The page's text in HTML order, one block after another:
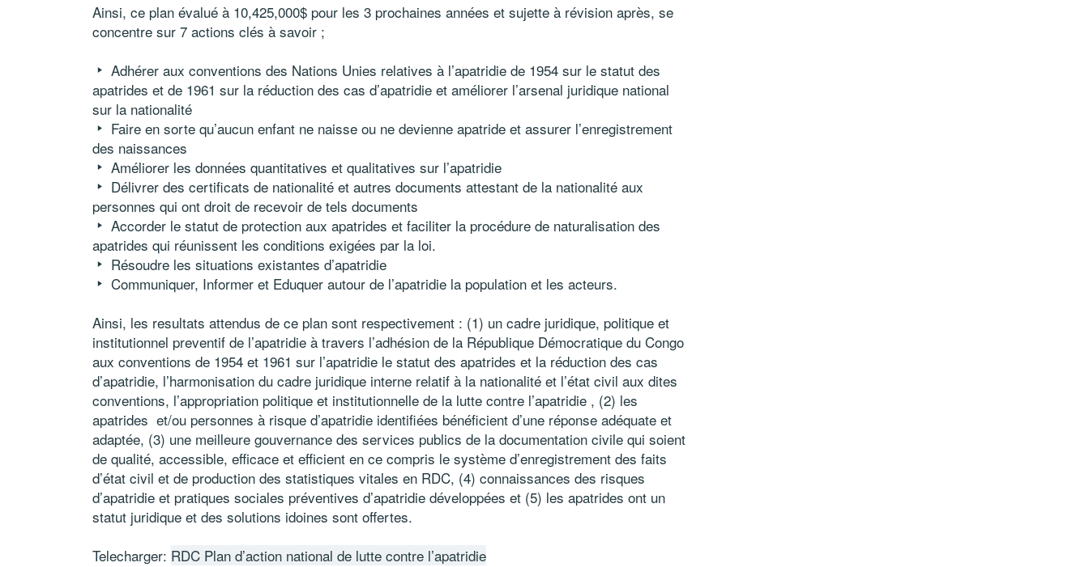
Ainsi, ce plan évalué à 10,425,000$ pour les 3 prochaines années et sujette à révision après, se
concentre sur 7 actions clés à savoir ;
Adhérer aux conventions des Nations Unies relatives à l’apatridie de 1954 sur le statut des
apatrides et de 1961 sur la réduction des cas d’apatridie et améliorer l’arsenal juridique national
sur la nationalité
Faire en sorte qu’aucun enfant ne naisse ou ne devienne apatride et assurer l’enregistrement
des naissances
Améliorer les données quantitatives et qualitatives sur l’apatridie
Délivrer des certificats de nationalité et autres documents attestant de la nationalité aux
personnes qui ont droit de recevoir de tels documents
Accorder le statut de protection aux apatrides et faciliter la procédure de naturalisation des
apatrides qui réunissent les conditions exigées par la loi.
Résoudre les situations existantes d’apatridie
Communiquer, Informer et Eduquer autour de l’apatridie la population et les acteurs.
Ainsi, les resultats attendus de ce plan sont respectivement : (1) un cadre juridique, politique et
institutionnel preventif de l’apatridie à travers l’adhésion de la République Démocratique du Congo
aux conventions de 1954 et 1961 sur l’apatridie le statut des apatrides et la réduction des cas
d’apatridie, l’harmonisation du cadre juridique interne relatif à la nationalité et l’état civil aux dites
conventions, l’appropriation politique et institutionnelle de la lutte contre l’apatridie , (2) les
apatrides et/ou personnes à risque d’apatridie identifiées bénéficient d’une réponse adéquate et
adaptée, (3) une meilleure gouvernance des services publics de la documentation civile qui soient
de qualité, accessible, efficace et efficient en ce compris le système d’enregistrement des faits
d’état civil et de production des statistiques vitales en RDC, (4) connaissances des risques
d’apatridie et pratiques sociales préventives d’apatridie développées et (5) les apatrides ont un
statut juridique et des solutions idoines sont offertes.
Telecharger: RDC Plan d’action national de lutte contre l’apatridie